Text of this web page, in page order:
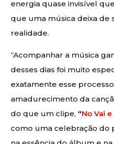
energia quase invisível
que uma música deixa de
realidade.
“Acompanhar a música
desses dias foi muito
exatamente esse
amadurecimento da
do que um clipe, “No Vai
como uma celebração do